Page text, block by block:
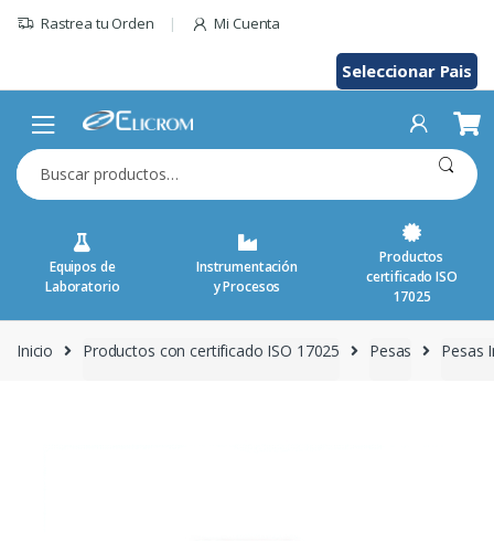
Rastrea tu Orden Mi Cuenta
Seleccionar Pais
Buscar
por:
Equipos de
Laboratorio
Instrumentación
y Procesos
Productos
certificado ISO
17025
Inicio Productos con certificado ISO 17025 Pesas Pesas